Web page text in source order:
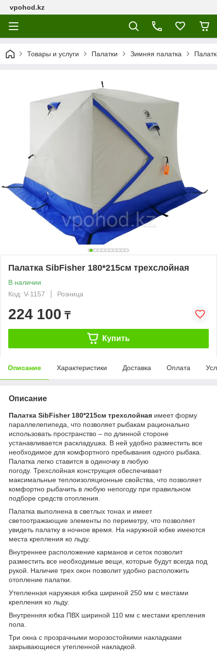
vpohod.kz
Товары и услуги Палатки Зимняя палатка
Палатка SibFisher 180*215см трехслойная
В наличии
Код: V-1157
Розница
224 100 ₸
Купить
Описание Характеристики Доставка Оплата
Описание
Палатка SibFisher 180*215см трехслойная имеет форму
параллелепипеда, что позволяет рыбакам рационально
использовать пространство – по длинной стороне
устанавливается раскладушка. В ней удобно разместить все
необходимое для комфортного пребывания одного рыбака.
Палатка легко ставится в одиночку в любую
погоду. Трехслойная конструкция обеспечивает
максимальные теплоизоляционные свойства, что позволяет
комфортно рыбачить в любую непогоду при правильном
подборе средств отопления.
Палатка выполнена в светлых тонах и имеет
светоотражающие элементы по периметру, что позволяет
увидеть палатку в ночное время. На наружной юбке имеются
места крепления ко льду.
Внутреннее расположение карманов и сеток позволит
разместить все необходимые вещи, которые будут всегда под
рукой. Наличие трех окон позволит удобно расположить
отопление палатки.
Утепленная наружная юбка шириной 250 мм с местами
крепления ко льду.
Внутренняя юбка ПВХ шириной 110 мм с местами крепления
пола.
Три окна с прозрачными морозостойкими накладками
закрывающиеся утепленной накладкой.